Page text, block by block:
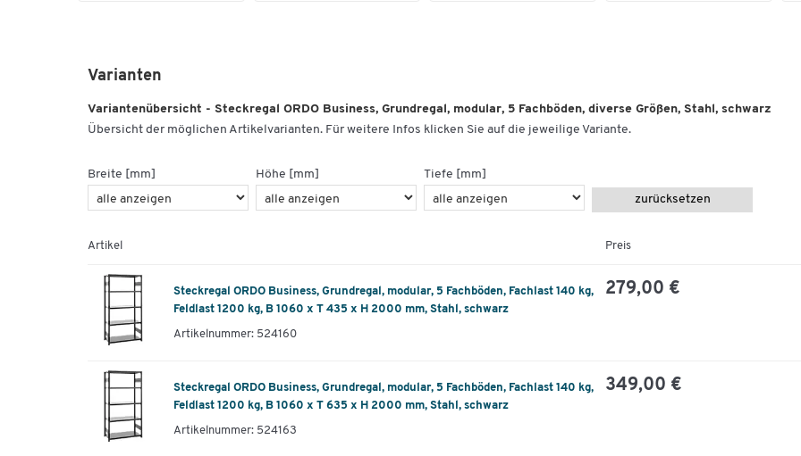
Wahlweise in verschiedenen Breiten, Tiefen und
Regals unterschiedlich je nach gewählter Größe
Beidseitig nutzbar
erweiterbar
Varianten
Variantenübersicht - Steckregal ORDO Business, Grundregal, modular, 5 Fachböden, diverse Größen, Stahl, schwarz
Übersicht der möglichen Artikelvarianten. Für weitere Infos klicken Sie auf die jeweilige Variante.
Breite [mm] Höhe [mm]
Tiefe [mm]
zurücksetzen
Artikel Preis
Steckregal ORDO Business, Grundregal, modular, 5 Fachböden, Fachlast 140 kg,
Feldlast 1200 kg, B 1060 x T 435 x H 2000 mm, Stahl, schwarz
Artikelnummer: 524160
279,00 €
Steckregal ORDO Business, Grundregal, modular, 5 Fachböden, Fachlast 140 kg,
Feldlast 1200 kg, B 1060 x T 635 x H 2000 mm, Stahl, schwarz
Artikelnummer: 524163
349,00 €